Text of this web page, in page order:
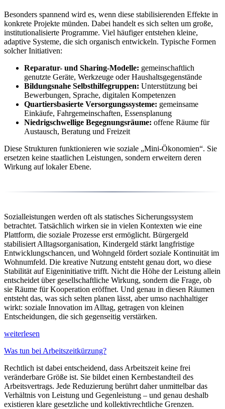
Besonders spannend wird es, wenn diese stabilisierenden Effekte in
konkrete Projekte münden. Dabei handelt es sich selten um große,
institutionalisierte Programme. Viel häufiger entstehen kleine,
adaptive Systeme, die sich organisch entwickeln. Typische Formen
solcher Initiativen:
Reparatur- und Sharing-Modelle: gemeinschaftlich
genutzte Geräte, Werkzeuge oder Haushaltsgegenstände
Bildungsnahe Selbsthilfegruppen: Unterstützung bei
Bewerbungen, Sprache, digitalen Kompetenzen
Quartiersbasierte Versorgungssysteme: gemeinsame
Einkäufe, Fahrgemeinschaften, Essensplanung
Niedrigschwellige Begegnungsräume: offene Räume für
Austausch, Beratung und Freizeit
Diese Strukturen funktionieren wie soziale „Mini-Ökonomien“. Sie
ersetzen keine staatlichen Leistungen, sondern erweitern deren
Wirkung auf lokaler Ebene.
Sozialleistungen werden oft als statisches Sicherungssystem
betrachtet. Tatsächlich wirken sie in vielen Kontexten wie eine
Plattform, die soziale Prozesse erst ermöglicht. Bürgergeld
stabilisiert Alltagsorganisation, Kindergeld stärkt langfristige
Entwicklungschancen, und Wohngeld fördert soziale Kontinuität im
Wohnumfeld. Die kreative Nutzung entsteht genau dort, wo diese
Stabilität auf Eigeninitiative trifft. Nicht die Höhe der Leistung allein
entscheidet über gesellschaftliche Wirkung, sondern die Frage, ob
sie Räume für Kooperation eröffnet. Und genau in diesen Räumen
entsteht das, was sich selten planen lässt, aber umso nachhaltiger
wirkt: soziale Innovation im Alltag, getragen von kleinen
Entscheidungen, die sich gegenseitig verstärken.
weiterlesen
Was tun bei Arbeitszeitkürzung?
Rechtlich ist dabei entscheidend, dass Arbeitszeit keine frei
veränderbare Größe ist. Sie bildet einen Kernbestandteil des
Arbeitsvertrags. Jede Reduzierung berührt daher unmittelbar das
Verhältnis von Leistung und Gegenleistung – und genau deshalb
existieren klare gesetzliche und kollektivrechtliche Grenzen.